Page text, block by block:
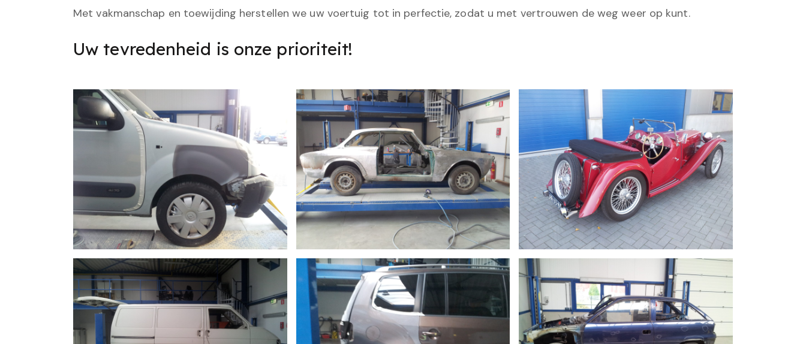
Met vakmanschap en toewijding herstellen we uw voertuig tot in perfectie, zodat u met vertrouwen de weg weer op kunt.
Uw tevredenheid is onze prioriteit!